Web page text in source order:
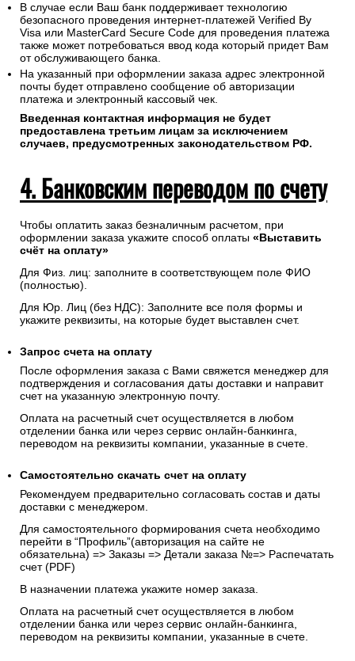
В случае если Ваш банк поддерживает технологию
безопасного проведения интернет-платежей Verified By
Visa или MasterCard Secure Code для проведения платежа
также может потребоваться ввод кода который придет Вам
от обслуживающего банка.
На указанный при оформлении заказа адрес электронной
почты будет отправлено сообщение об авторизации
платежа и электронный кассовый чек.
Введенная контактная информация не будет
предоставлена третьим лицам за исключением
случаев, предусмотренных законодательством РФ.
4. Банковским переводом по счету
Чтобы оплатить заказ безналичным расчетом, при
оформлении заказа укажите способ оплаты «Выставить
счёт на оплату»
Для Физ. лиц: заполните в соответствующем поле ФИО
(полностью).
Для Юр. Лиц (без НДС): Заполните все поля формы и
укажите реквизиты, на которые будет выставлен счет.
Запрос счета на оплату
После оформления заказа с Вами свяжется менеджер для
подтверждения и согласования даты доставки и направит
счет на указанную электронную почту.
Оплата на расчетный счет осуществляется в любом
отделении банка или через сервис онлайн-банкинга,
переводом на реквизиты компании, указанные в счете.
Самостоятельно скачать счет на оплату
Рекомендуем предварительно согласовать состав и даты
доставки с менеджером.
Для самостоятельного формирования счета необходимо
перейти в “Профиль”(авторизация на сайте не
обязательна) => Заказы => Детали заказа №=> Распечатать
счет (PDF)
В назначении платежа укажите номер заказа.
Оплата на расчетный счет осуществляется в любом
отделении банка или через сервис онлайн-банкинга,
переводом на реквизиты компании, указанные в счете.